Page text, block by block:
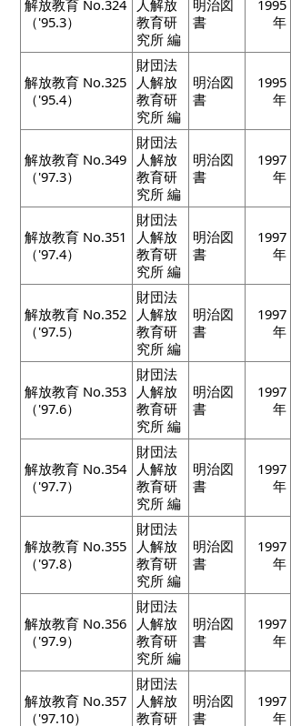
解放教育 No.324
（'95.3）
人解放
教育研
究所 編
明治図
書
1995
年
解放教育 No.325
（'95.4）
財団法
人解放
教育研
究所 編
明治図
書
1995
年
解放教育 No.349
（'97.3）
財団法
人解放
教育研
究所 編
明治図
書
1997
年
解放教育 No.351
（'97.4）
財団法
人解放
教育研
究所 編
明治図
書
1997
年
解放教育 No.352
（'97.5）
財団法
人解放
教育研
究所 編
明治図
書
1997
年
解放教育 No.353
（'97.6）
財団法
人解放
教育研
究所 編
明治図
書
1997
年
解放教育 No.354
（'97.7）
財団法
人解放
教育研
究所 編
明治図
書
1997
年
解放教育 No.355
（'97.8）
財団法
人解放
教育研
究所 編
明治図
書
1997
年
解放教育 No.356
（'97.9）
財団法
人解放
教育研
究所 編
明治図
書
1997
年
解放教育 No.357
（'97.10）
財団法
人解放
教育研
明治図
書
1997
年